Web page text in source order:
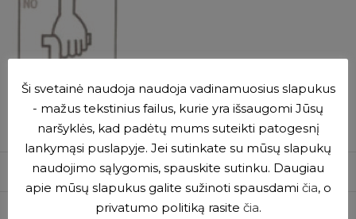
Maximum load, kg 100
Weight, kg 0.35
Overall height, cm
Ši svetainė naudoja naudoja vadinamuosius slapukus
- mažus tekstinius failus, kurie yra išsaugomi Jūsų
naršyklės, kad padėtų mums suteikti patogesnį
lankymąsi puslapyje. Jei sutinkate su mūsų slapukų
naudojimo sąlygomis, spauskite sutinku. Daugiau
apie mūsų slapukus galite sužinoti spausdami čia, o
privatumo politiką rasite čia.